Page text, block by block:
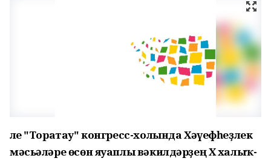
Әле "Торатау" конгресс-холында Xәүефһеҙлек
мәсьәләре өсөн яуаплы вәкилдәрҙең X халыҡ-